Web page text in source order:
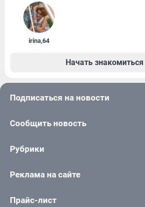
irina,64
Начать знакомиться
Подписаться на новости
Сообщить новость
Рубрики
Реклама на сайте
Прайс-лист